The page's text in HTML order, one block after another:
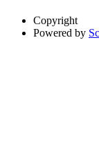
Copyright
Powered by